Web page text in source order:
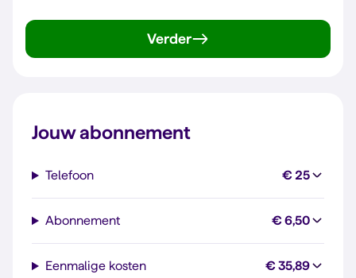
Verder
Jouw abonnement
Telefoon € 25
Abonnement € 6,50
Eenmalige kosten € 35,89